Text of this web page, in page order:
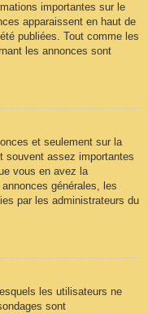
importantes sur le
apparaissent en haut de
publiées. Tout comme les
les annonces sont
et seulement sur la
souvent assez importantes
vous en avez la
générales, les
par les administrateurs du
les utilisateurs ne
sont